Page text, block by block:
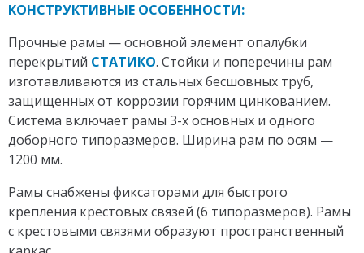
КОНСТРУКТИВНЫЕ ОСОБЕННОСТИ:
Прочные рамы — основной элемент опалубки
перекрытий СТАТИКО. Стойки и поперечины рам
изготавливаются из стальных бесшовных труб,
защищенных от коррозии горячим цинкованием.
Система включает рамы 3-х основных и одного
доборного типоразмеров. Ширина рам по осям —
1200 мм.
Рамы снабжены фиксаторами для быстрого
крепления крестовых связей (6 типоразмеров). Рамы
с крестовыми связями образуют пространственный